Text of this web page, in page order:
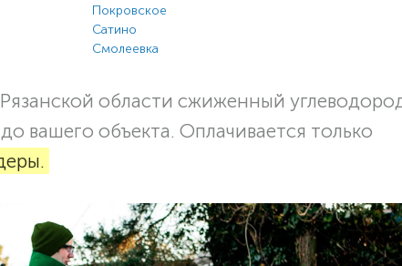
Покровское
Сатино
Смолеевка
области сжиженный
вашего объекта. Оплачивается только